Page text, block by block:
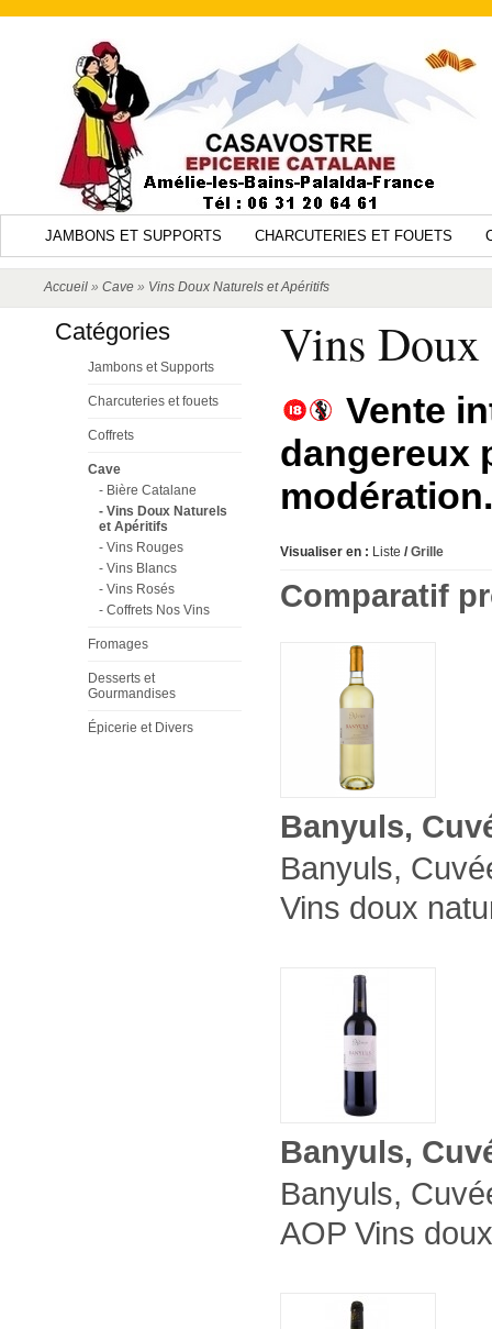
JAMBONS ET SUPPORTS CHARCUTERIES ET FOUETS
Accueil » Cave » Vins Doux Naturels et Apéritifs
Catégories
Jambons et Supports
Charcuteries et fouets
Coffrets
Cave
- Bière Catalane
- Vins Doux Naturels
et Apéritifs
- Vins Rouges
- Vins Blancs
- Vins Rosés
- Coffrets Nos Vins
Fromages
Desserts et
Gourmandises
Épicerie et Divers
Vins
Vente
dangereux
modération.
Visualiser en : Liste / Grille
Comparatif
Banyuls,
Banyuls,
Vins doux
Banyuls,
Banyuls,
AOP Vins